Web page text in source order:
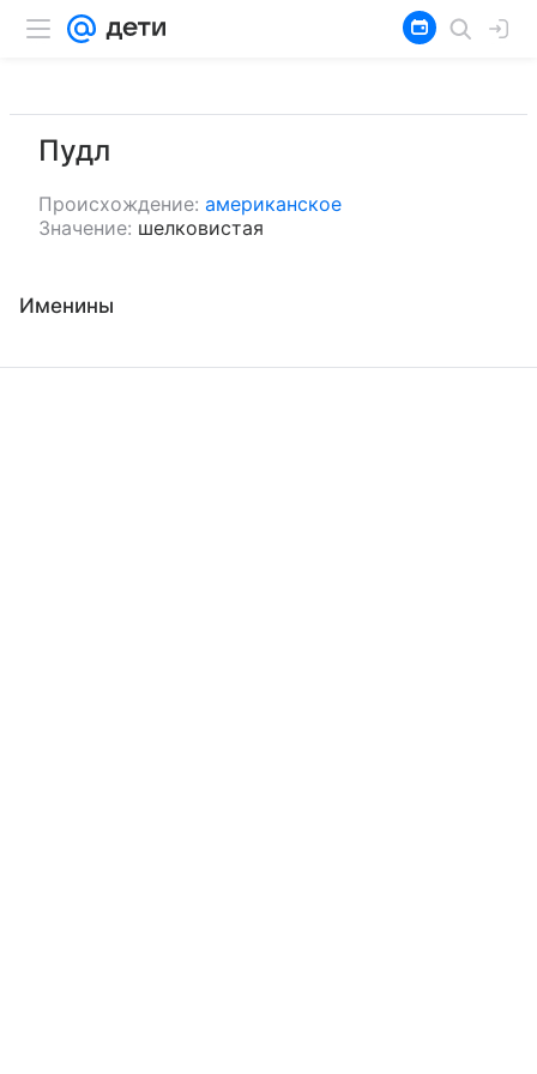
Пудл
Происхождение: американское
Значение: шелковистая
Именины